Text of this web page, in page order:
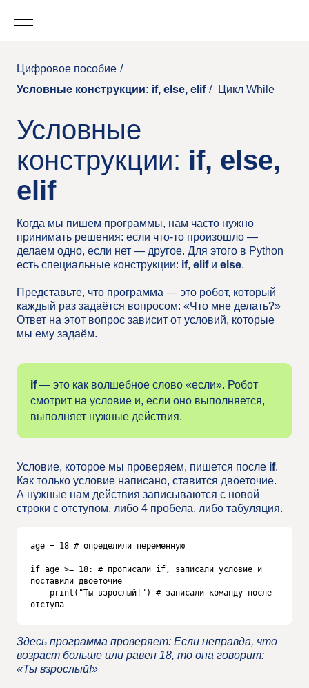
Цифровое пособие /
Условные конструкции: if, else, elif / Цикл While
Условные
конструкции: if, else,
elif
Когда мы пишем программы, нам часто нужно
принимать решения: если что-то произошло —
делаем одно, если нет — другое. Для этого в Python
есть специальные конструкции: if, elifи else.
Представьте, что программа — это робот, который
каждый раз задаётся вопросом: «Что мне делать?»
Ответ на этот вопрос зависит от условий, которые
мы ему задаём.
if— это как волшебное слово «если». Робот
смотрит на условие и, если оно выполняется,
выполняет нужные действия.
Условие, которое мы проверяем, пишется после if.
Как только условие написано, ставится двоеточие.
А нужные нам действия записываются с новой
строки с отступом, либо 4 пробела, либо табуляция.
age = 18 # определили переменную
if age >= 18: # прописали if, записали условие и
поставили двоеточие
отступа
Здесь программа проверяет: Если неправда, что
возраст больше или равен 18, то она говорит:
«Ты взрослый!»